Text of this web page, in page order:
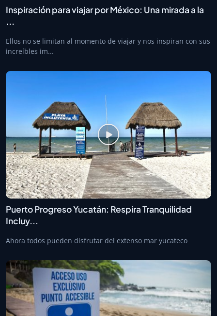
Inspiración para viajar por México: Una mirada a la
...
Ellos no se limitan al momento de viajar y nos inspiran con sus
increíbles im...
Puerto Progreso Yucatán: Respira Tranquilidad
Incluy...
Ahora todos pueden disfrutar del extenso mar yucateco